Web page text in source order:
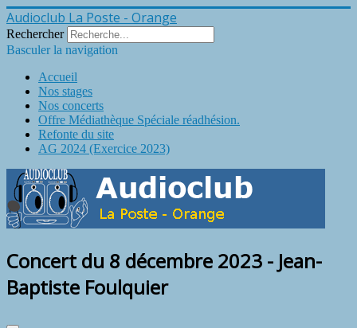
Audioclub La Poste - Orange
Rechercher
Basculer la navigation
Accueil
Nos stages
Nos concerts
Offre Médiathèque Spéciale réadhésion.
Refonte du site
AG 2024 (Exercice 2023)
Concert du 8 décembre 2023 - Jean-
Baptiste Foulquier